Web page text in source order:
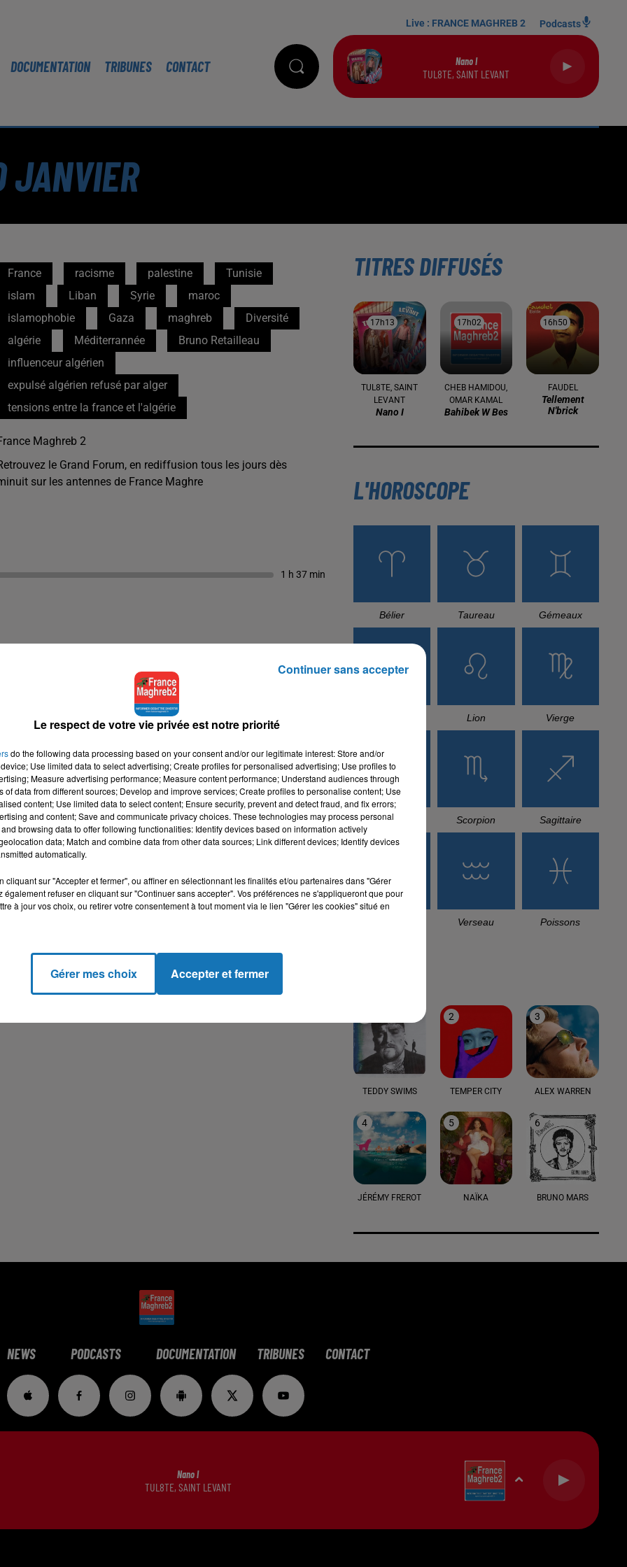
DOCUMENTATION TRIBUNES CONTACT
Live : FRANCE MAGHREB 2 Podcasts
Nano I
TUL8TE, SAINT LEVANT
JANVIER
France racisme palestine
Tunisie
islam
Liban Syrie
maroc
islamophobie
Gaza maghreb
Diversité
algérie
Méditerrannée
Bruno Retailleau
influenceur algérien
expulsé algérien refusé par alger
tensions entre la france et l'algérie
Maghreb 2
le Grand Forum, en rediffusion tous les jours dès
sur les antennes de France Maghre
1 h 37 min
sur les antennes de France Maghreb 2,
pour plus d'informations.
TITRES DIFFUSÉS
17h13
17h13
TUL8TE, SAINT
LEVANT
Nano I
17h02
17h02
CHEB HAMIDOU,
OMAR KAMAL
Bahibek W Bes
16h50
16h50
FAUDEL
Tellement
N'brick
L'HOROSCOPE
Bélier Taureau Gémeaux
Lion Vierge
Balance Scorpion Sagittaire
Verseau Poissons
TEDDY SWIMS
2
TEMPER CITY
3
ALEX WARREN
4
JÉRÉMY FREROT
5
NAÏKA
6
BRUNO MARS
NEWS PODCASTS DOCUMENTATION TRIBUNES CONTACT
Nano I
TUL8TE, SAINT LEVANT
Le respect de votre vie privée est notre priorité
do the following data processing based on your consent and/or our legitimate interest: Store and/or
Use limited data to select advertising; Create profiles for personalised advertising; Use profiles to
Measure advertising performance; Measure content performance; Understand audiences through
of data from different sources; Develop and improve services; Create profiles to personalise content; Use
content; Use limited data to select content; Ensure security, prevent and detect fraud, and fix errors;
and content; Save and communicate privacy choices. These technologies may process personal
browsing data to offer following functionalities: Identify devices based on information actively
data; Match and combine data from other data sources; Link different devices; Identify devices
automatically.
cliquant sur "Accepter et fermer", ou affiner en sélectionnant les finalités et/ou partenaires dans "Gérer
également refuser en cliquant sur "Continuer sans accepter". Vos préférences ne s'appliqueront que pour
à jour vos choix, ou retirer votre consentement à tout moment via le lien "Gérer les cookies" situé en
Gérer mes choix Accepter et fermer
Continuer sans accepter